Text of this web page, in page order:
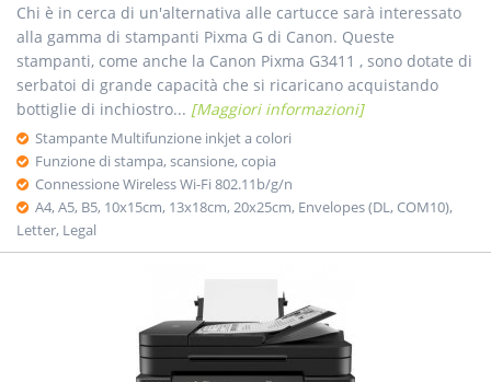
Chi è in cerca di un'alternativa alle cartucce sarà interessato
alla gamma di stampanti Pixma G di Canon. Queste
stampanti, come anche la Canon Pixma G3411 , sono dotate di
serbatoi di grande capacità che si ricaricano acquistando
bottiglie di inchiostro... [Maggiori informazioni]
Stampante Multifunzione inkjet a colori
Funzione di stampa, scansione, copia
Connessione Wireless Wi-Fi 802.11b/g/n
A4, A5, B5, 10x15cm, 13x18cm, 20x25cm, Envelopes (DL, COM10),
Letter, Legal